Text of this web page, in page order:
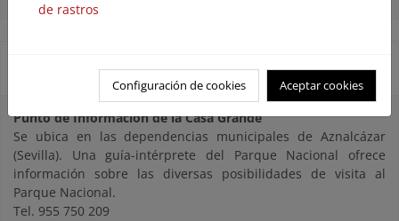
Puntos de Información
Punto de Información de la Casa Grande
Se ubica en las dependencias municipales de Aznalcázar
(Sevilla). Una guía-intérprete del Parque Nacional ofrece
información sobre las diversas posibilidades de visita al
Parque Nacional.
Tel. 955 750 209
de rastros
Configuración de cookies Aceptar cookies